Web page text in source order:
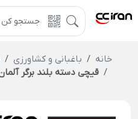
خانه باغبانی و کشاورزی
قیچی دسته بلند برگر آلمان